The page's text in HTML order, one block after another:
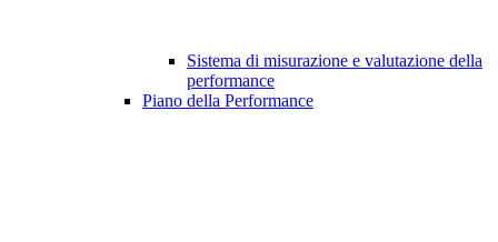
Sistema di misurazione e valutazione della
performance
Piano della Performance